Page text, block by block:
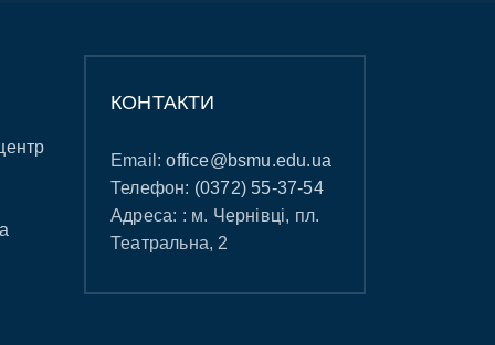
КОНТАКТИ
Email:office@bsmu.edu.ua
Телефон: (0372) 55-37-54
Адреса: : м. Чернівці, пл.
Театральна, 2